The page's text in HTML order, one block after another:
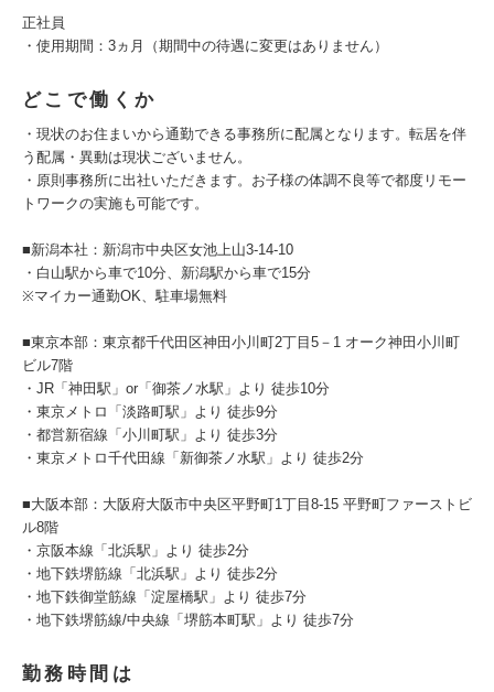
正社員
・使用期間：3ヵ月（期間中の待遇に変更はありません）
どこで働くか
・現状のお住まいから通勤できる事務所に配属となります。転居を伴
う配属・異動は現状ございません。
・原則事務所に出社いただきます。お子様の体調不良等で都度リモー
トワークの実施も可能です。
■新潟本社：新潟市中央区女池上山3-14-10
・白山駅から車で10分、新潟駅から車で15分
※マイカー通勤OK、駐車場無料
■東京本部：東京都千代田区神田小川町2丁目5－1 オーク神田小川町
ビル7階
・JR「神田駅」or「御茶ノ水駅」より 徒歩10分
・東京メトロ「淡路町駅」より 徒歩9分
・都営新宿線「小川町駅」より 徒歩3分
・東京メトロ千代田線「新御茶ノ水駅」より 徒歩2分
■大阪本部：大阪府大阪市中央区平野町1丁目8-15 平野町ファーストビ
ル8階
・京阪本線「北浜駅」より 徒歩2分
・地下鉄堺筋線「北浜駅」より 徒歩2分
・地下鉄御堂筋線「淀屋橋駅」より 徒歩7分
・地下鉄堺筋線/中央線「堺筋本町駅」より 徒歩7分
勤務時間は